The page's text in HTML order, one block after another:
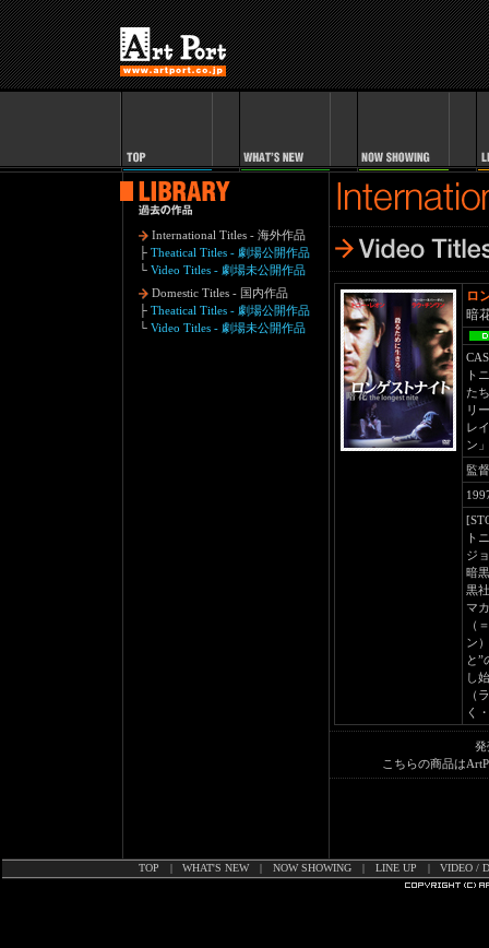
International Titles - 海外作品
├ Theatical Titles - 劇場公開作品
└ Video Titles - 劇場未公開作品
Domestic Titles - 国内作品
├ Theatical Titles - 劇場公開作品
└ Video Titles - 劇場未公開作品
ロ
暗
ト
た
リ
レ
ン
監
ト
ジ
暗
黒
マ
（
ン
と”
し
（
く
発
こちらの商品は
TOP WHAT'S NEW| NOW SHOWING| LINE UP VIDEO /